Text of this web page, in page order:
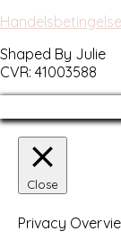
Shaped By Julie
CVR: 41003588
Close
Privacy